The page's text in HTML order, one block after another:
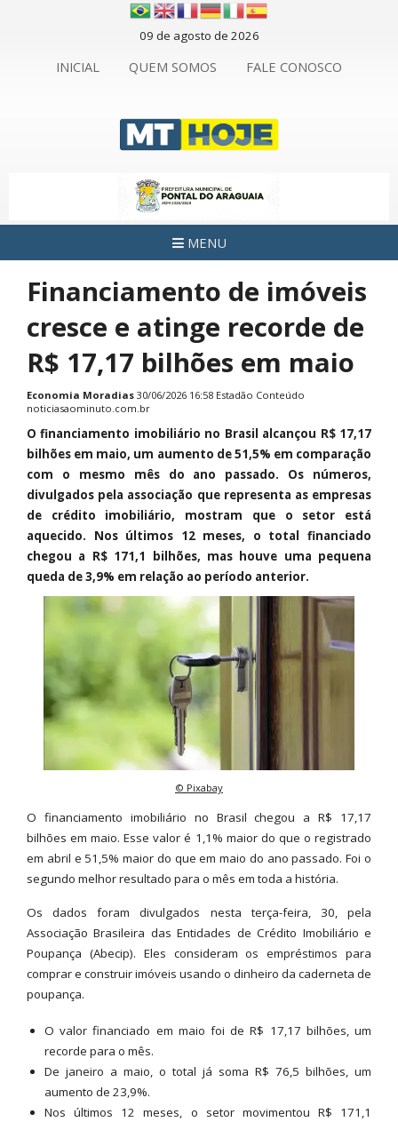
09 de agosto de 2026
INICIAL QUEM SOMOS FALE CONOSCO
MENU
Financiamento de imóveis
cresce e atinge recorde de
R$ 17,17 bilhões em maio
Economia Moradias 30/06/2026 16:58 Estadão Conteúdo
noticiasaominuto.com.br
O financiamento imobiliário no Brasil alcançou R$ 17,17
bilhões em maio, um aumento de 51,5% em comparação
com o mesmo mês do ano passado. Os números,
divulgados pela associação que representa as empresas
de crédito imobiliário, mostram que o setor está
aquecido. Nos últimos 12 meses, o total financiado
chegou a R$ 171,1 bilhões, mas houve uma pequena
queda de 3,9% em relação ao período anterior.
© Pixabay
O financiamento imobiliário no Brasil chegou a R$ 17,17
bilhões em maio. Esse valor é 1,1% maior do que o registrado
em abril e 51,5% maior do que em maio do ano passado. Foi o
segundo melhor resultado para o mês em toda a história.
Os dados foram divulgados nesta terça-feira, 30, pela
Associação Brasileira das Entidades de Crédito Imobiliário e
Poupança (Abecip). Eles consideram os empréstimos para
comprar e construir imóveis usando o dinheiro da caderneta de
poupança.
O valor financiado em maio foi de R$ 17,17 bilhões, um
recorde para o mês.
De janeiro a maio, o total já soma R$ 76,5 bilhões, um
aumento de 23,9%.
Nos últimos 12 meses, o setor movimentou R$ 171,1